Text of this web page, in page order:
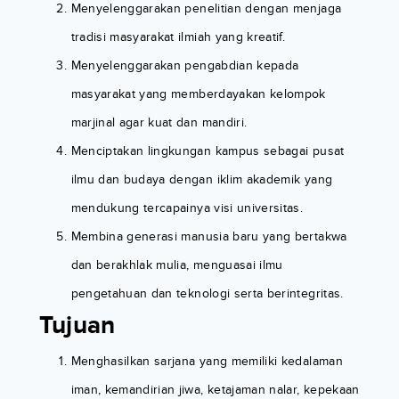
Menyelenggarakan penelitian dengan menjaga
tradisi masyarakat ilmiah yang kreatif.
Menyelenggarakan pengabdian kepada
masyarakat yang memberdayakan kelompok
marjinal agar kuat dan mandiri.
Menciptakan lingkungan kampus sebagai pusat
ilmu dan budaya dengan iklim akademik yang
mendukung tercapainya visi universitas.
Membina generasi manusia baru yang bertakwa
dan berakhlak mulia, menguasai ilmu
pengetahuan dan teknologi serta berintegritas.
Tujuan
Menghasilkan sarjana yang memiliki kedalaman
iman, kemandirian jiwa, ketajaman nalar, kepekaan